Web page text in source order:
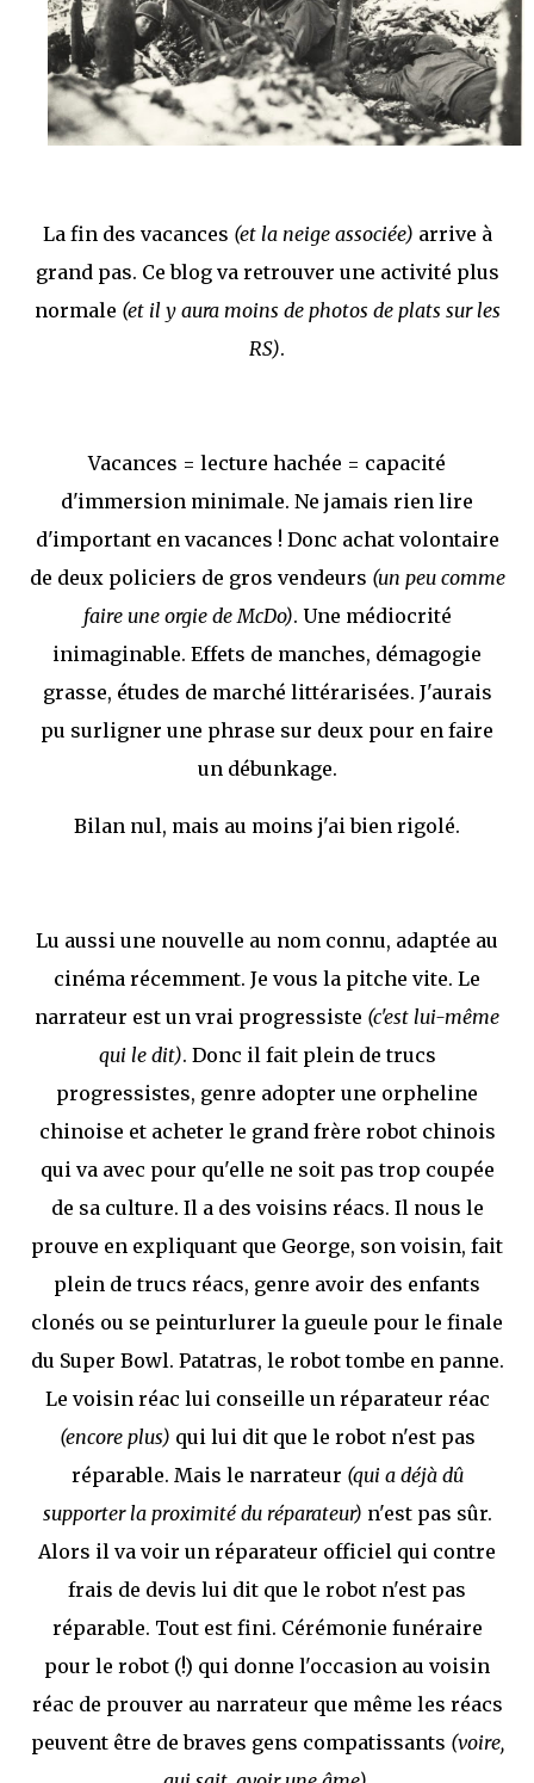
j’ai dit au sujet des tomes précédents : tant l’univers que les protagonistes
principaux...
La fin des vacances (et la neige associée) arrive à
grand pas. Ce blog va retrouver une activité plus
normale (et il y aura moins de photos de plats sur les
RS).
Vacances = lecture hachée = capacité
d'immersion minimale. Ne jamais rien lire
d'important en vacances ! Donc achat volontaire
de deux policiers de gros vendeurs (un peu comme
faire une orgie de McDo). Une médiocrité
inimaginable. Effets de manches, démagogie
grasse, études de marché littérarisées. J'aurais
pu surligner une phrase sur deux pour en faire
un débunkage.
Bilan nul, mais au moins j'ai bien rigolé.
Lu aussi une nouvelle au nom connu, adaptée au
cinéma récemment. Je vous la pitche vite. Le
narrateur est un vrai progressiste (c'est lui-même
qui le dit). Donc il fait plein de trucs
progressistes, genre adopter une orpheline
chinoise et acheter le grand frère robot chinois
qui va avec pour qu'elle ne soit pas trop coupée
de sa culture. Il a des voisins réacs. Il nous le
prouve en expliquant que George, son voisin, fait
plein de trucs réacs, genre avoir des enfants
clonés ou se peinturlurer la gueule pour le finale
du Super Bowl. Patatras, le robot tombe en panne.
Le voisin réac lui conseille un réparateur réac
(encore plus) qui lui dit que le robot n'est pas
réparable. Mais le narrateur (qui a déjà dû
supporter la proximité du réparateur) n'est pas sûr.
Alors il va voir un réparateur officiel qui contre
frais de devis lui dit que le robot n'est pas
réparable. Tout est fini. Cérémonie funéraire
pour le robot (!) qui donne l'occasion au voisin
réac de prouver au narrateur que même les réacs
peuvent être de braves gens compatissants (voire,